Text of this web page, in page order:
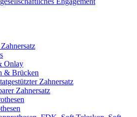
Onlay
& Brücken
Zahnersatz
Zahnersatz